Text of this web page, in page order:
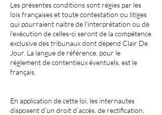
Les présentes conditions sont régies par les
lois françaises et toute contestation ou litiges
qui pourraient naître de l'interprétation ou de
l'exécution de celles-ci seront de la compétence
exclusive des tribunaux dont dépend Clair De
Jour. La langue de référence, pour le
règlement de contentieux éventuels, est le
français.
En application de cette loi, les internautes
disposent d’un droit d’accès, de rectification,